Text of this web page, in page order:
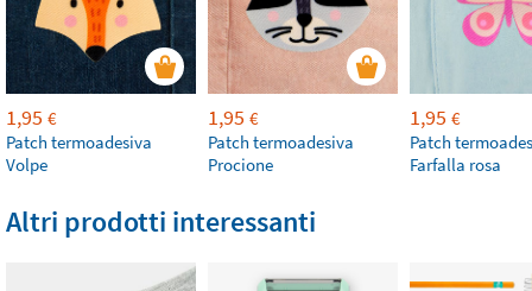
1,95 €
Patch termoadesiva
Volpe
1,95 €
Patch termoadesiva
Procione
1,95 €
Patch
Farfalla rosa
Altri prodotti interessanti